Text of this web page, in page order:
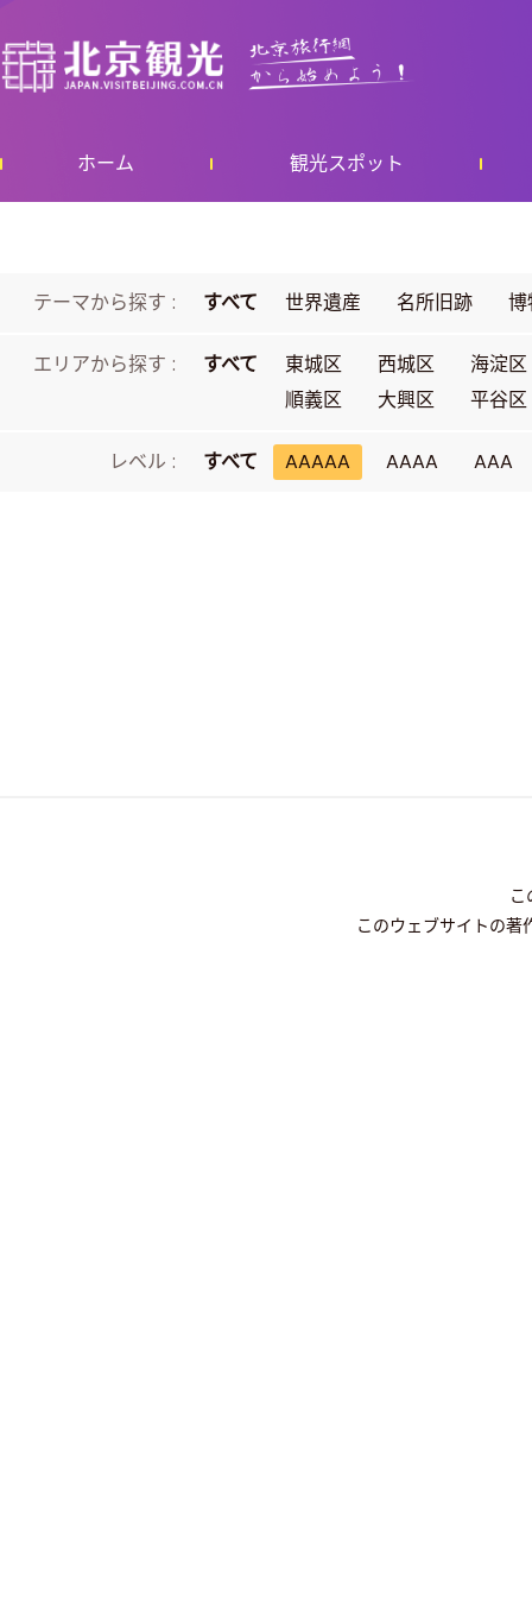
ホーム 観光スポット
テーマから探す : すべて 世界遺産 名所旧跡
エリアから探す : すべて 東城区 西城区
海淀区
順義区
大興区 平谷区
レベル : すべて AAAAA AAAA AAA
このウェブサイトの